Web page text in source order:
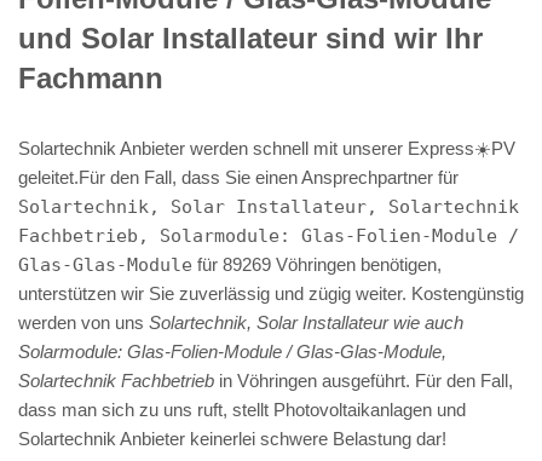
und Solar Installateur sind wir Ihr
Fachmann
Solartechnik Anbieter werden schnell mit unserer Express☀️PV️
geleitet.Für den Fall, dass Sie einen Ansprechpartner für
Solartechnik, Solar Installateur, Solartechnik
Fachbetrieb, Solarmodule: Glas-Folien-Module /
Glas-Glas-Module für 89269 Vöhringen benötigen,
unterstützen wir Sie zuverlässig und zügig weiter. Kostengünstig
werden von uns Solartechnik, Solar Installateur wie auch
Solarmodule: Glas-Folien-Module / Glas-Glas-Module,
Solartechnik Fachbetrieb in Vöhringen ausgeführt. Für den Fall,
dass man sich zu uns ruft, stellt Photovoltaikanlagen und
Solartechnik Anbieter keinerlei schwere Belastung dar!